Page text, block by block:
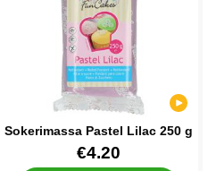
Sokerimassa Pastel Lilac 250 g
Tuote.nro 16921
€4.20